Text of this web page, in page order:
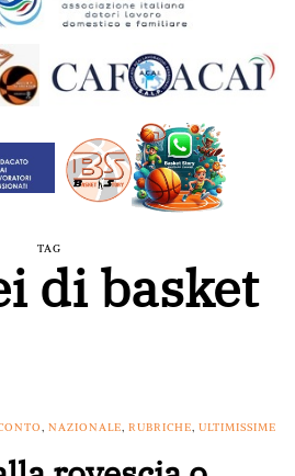
TAG
di basket
, NAZIONALE, RUBRICHE, ULTIMISSIME